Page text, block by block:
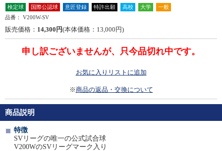
検定球 国際公認球 意匠登録 特許出願 高校 大学
一般
品番：
V200W-SV
販売価格： 14,300円(本体価格：13,000円)
申し訳ございませんが、只今品切れ中です。
お気に入りリストに追加
※商品の返品・交換について
商品説明
特徴
SVリーグの唯一の公式試合球
V200WのSVリーグマーク入り